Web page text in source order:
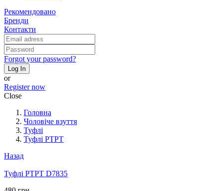
Рекомендовано
Бренди
Контакти
Forgot your password?
Log In
or
Register now
Close
Головна
Чоловіче взуття
Туфлі
Туфлі PTPT
Назад
Туфлі PTPT D7835